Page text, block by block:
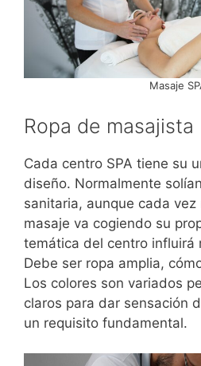
Masaje
Ropa de masajista
Cada centro SPA tiene su
diseño. Normalmente
sanitaria, aunque cada vez
masaje va cogiendo su
temática del centro influirá
Debe ser ropa amplia,
Los colores son variados
claros para dar sensación
un requisito fundamental.